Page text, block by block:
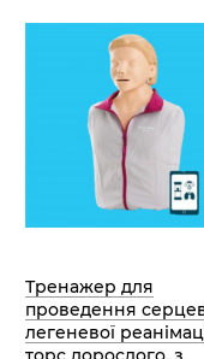
Тренажер для
проведення
легеневої